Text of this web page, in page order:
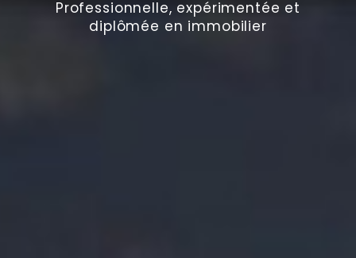
Professionnelle, expérimentée et
diplômée en immobilier